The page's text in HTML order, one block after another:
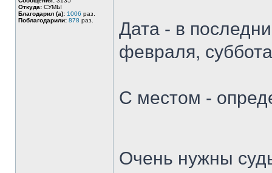
Откуда: СУМЫ
Благодарил (а): 1006 раз.
Поблагодарили: 878 раз.
Дата - в
февраля,
С местом -
Очень нужны